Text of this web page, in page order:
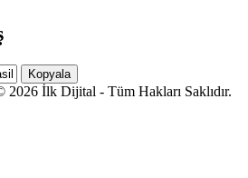
Kopyala
İlk Dijital - Tüm Hakları Saklıdır.